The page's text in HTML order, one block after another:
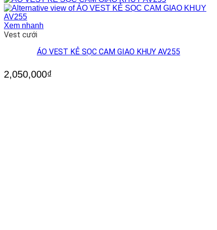
Xem nhanh
Vest cưới
ÁO VEST KẺ SỌC CAM GIAO KHUY AV255
2,050,000₫